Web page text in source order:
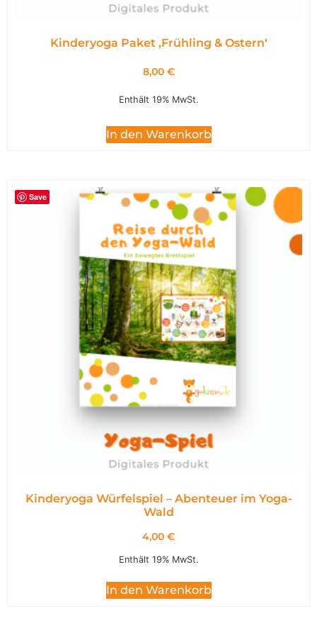
Kinderyoga Paket ,Frühling & Ostern‘
8,00 €
Enthält 19% MwSt.
In den Warenkorb
Save
Kinderyoga Würfelspiel – Abenteuer im Yoga-
Wald
4,00 €
Enthält 19% MwSt.
In den Warenkorb